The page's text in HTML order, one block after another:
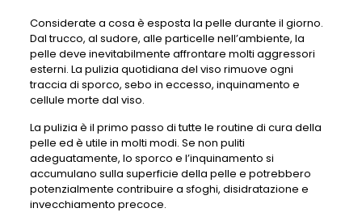
Considerate a cosa è esposta la pelle durante il giorno.
Dal trucco, al sudore, alle particelle nell’ambiente, la
pelle deve inevitabilmente affrontare molti aggressori
esterni. La pulizia quotidiana del viso rimuove ogni
traccia di sporco, sebo in eccesso, inquinamento e
cellule morte dal viso.
La pulizia è il primo passo di tutte le routine di cura della
pelle ed è utile in molti modi. Se non puliti
adeguatamente, lo sporco e l’inquinamento si
accumulano sulla superficie della pelle e potrebbero
potenzialmente contribuire a sfoghi, disidratazione e
invecchiamento precoce.